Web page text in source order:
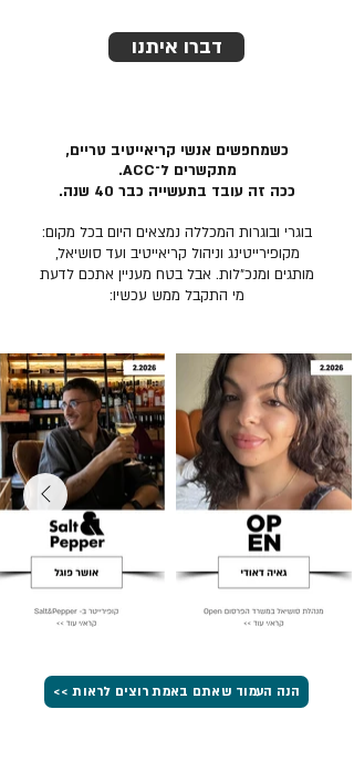
דברו איתנו
כשמחפשים אנשי קריאייטיב טריים,
מתקשרים ל־ACC.
ככה זה עובד בתעשייה כבר 40 שנה.
בוגרי ובוגרות המכללה נמצאים היום בכל מקום:
מקופירייטינג וניהול קריאייטיב ועד סושיאל,
מותגים ומנכ״לות. אבל בטח מעניין אתכם לדעת
מי התקבל ממש עכשיו:
הנה העמוד שאתם באמת רוצים לראות >>